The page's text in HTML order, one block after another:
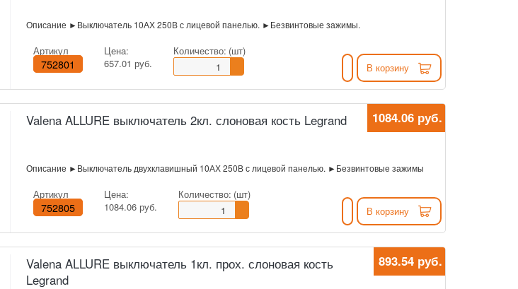
Описание ►Выключатель 10АХ 250В с лицевой панелью. ►Безвинтовые зажимы.
Артикул
752801
Цена:
657.01 руб.
Количество: (шт)
В корзину
1084.06 руб.
Valena ALLURE выключатель 2кл. слоновая кость Legrand
Описание ►Выключатель двухклавишный 10АХ 250В с лицевой панелью. ►Безвинтовые зажимы
Артикул
752805
Цена:
1084.06 руб.
Количество: (шт)
В корзину
893.54 руб.
Valena ALLURE выключатель 1кл. прох. слоновая кость
Legrand